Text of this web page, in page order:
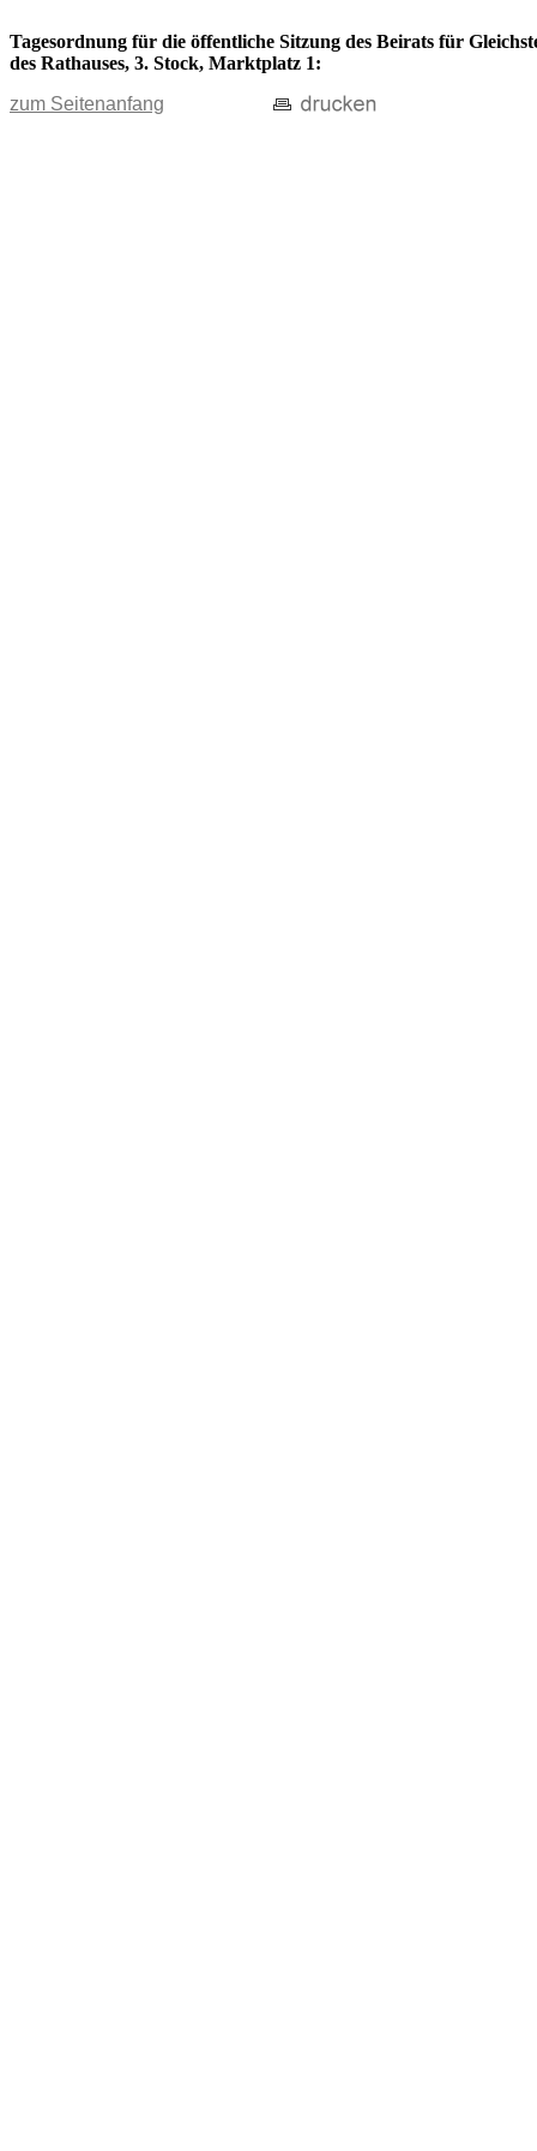
Tagesordnung für die öffentliche Sitzung des Beirats für
des Rathauses, 3. Stock, Marktplatz 1:
zum Seitenanfang